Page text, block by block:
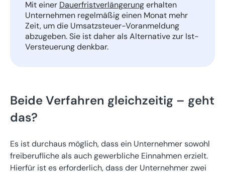
Mit einer Dauerfristverlängerungerhalten
Unternehmen regelmäßig einen Monat mehr
Zeit, um die Umsatzsteuer-Voranmeldung
abzugeben. Sie ist daher als Alternative zur Ist-
Versteuerung denkbar.
Beide Verfahren gleichzeitig – geht
das?
Es ist durchaus möglich, dass ein Unternehmer sowohl
freiberufliche als auch gewerbliche Einnahmen erzielt.
Hierfür ist es erforderlich, dass der Unternehmer zwei